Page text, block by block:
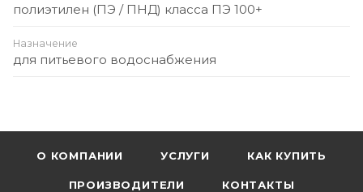
полиэтилен (ПЭ / ПНД) класса ПЭ 100+
Назначение
для питьевого водоснабжения
О КОМПАНИИ УСЛУГИ КАК КУПИТЬ
ПРОИЗВОДИТЕЛИ КОНТАКТЫ